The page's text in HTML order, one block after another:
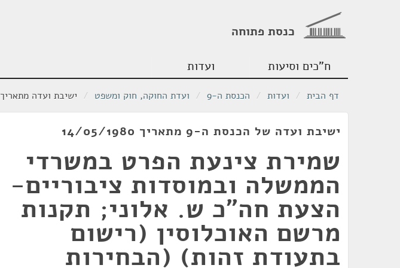
כנסת פתוחה
ח"כים וסיעות ועדות
דף הבית / ועדות / הכנסת ה-9 / ועדת החוקה, חוק ומשפט / ישיבת ועדה מתאריך 14/05/1980
ישיבת ועדה של הכנסת ה-9 מתאריך 14/05/1980
שמירת צינעת הפרט במשרדי
הממשלה ובמוסדות ציבוריים-
הצעת חה"כ ש. אלוני; תקנות
מרשם האוכלוסין (רישום
בתעודת זהות) (הבחירות